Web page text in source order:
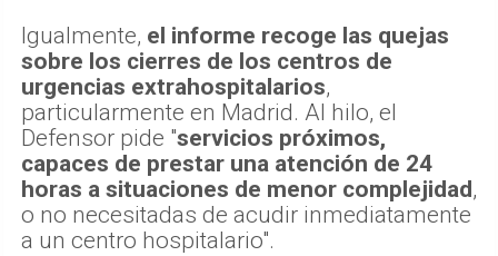
Igualmente, el informe recoge las quejas
sobre los cierres de los centros de
urgencias extrahospitalarios,
particularmente en Madrid. Al hilo, el
Defensor pide "servicios próximos,
capaces de prestar una atención de 24
horas a situaciones de menor complejidad,
o no necesitadas de acudir inmediatamente
a un centro hospitalario".